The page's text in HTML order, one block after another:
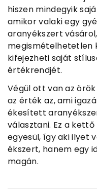
hiszen mindegyik
amikor valaki egy
aranyékszert
megismételhetetlen
kifejezheti saját
értékrendjét.
Végül ott van az
az érték az, ami
ékesített
választani. Ez a
egyesül, így aki ilyet
ékszert, hanem egy
magán.